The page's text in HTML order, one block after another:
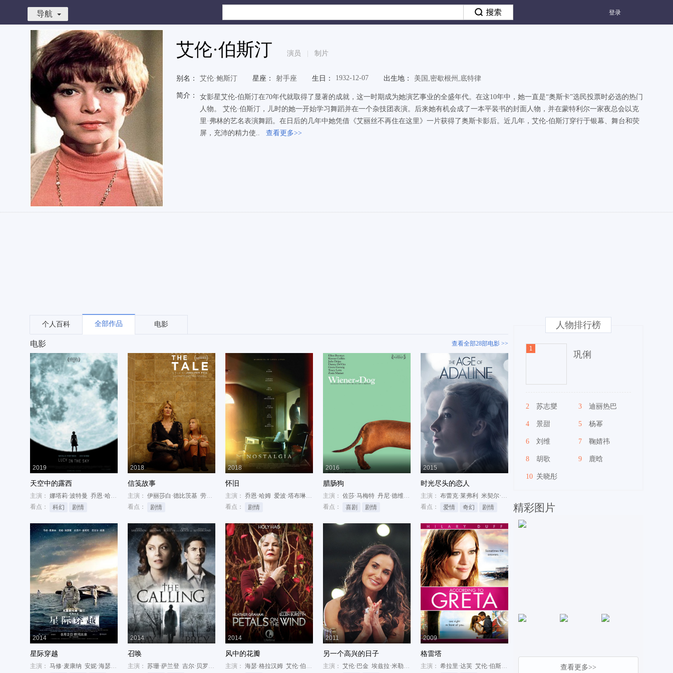
登录
导航
艾伦·伯斯汀 演员 制片
别名： 艾伦·鲍斯汀 星座： 射手座 生日： 1932-12-07 出生地： 美国,密歇根州,底特律
简介：
女影星艾伦-伯斯汀在70年代就取得了显著的成就，这一时期成为她演艺事业的全盛年代。在这10年中，她一直是“奥斯卡”选民投票时必选的热门
人物。 艾伦·伯斯汀，儿时的她一开始学习舞蹈并在一个杂技团表演。后来她有机会成了一本平装书的封面人物，并在蒙特利尔一家夜总会以克
里·弗林的艺名表演舞蹈。在日后的几年中她凭借《艾丽丝不再住在这里》一片获得了奥斯卡影后。近几年，艾伦-伯斯汀穿行于银幕、舞台和荧
屏，充沛的精力使..
查看更多>>
个人百科 全部作品 电影
电影 查看全部28部电影 >>
2019
天空中的露西
主演： 娜塔莉·波特曼 乔恩·哈姆
丹·史蒂文斯
看点：
科幻 剧情
2018
信笺故事
主演： 伊丽莎白·德比茨基 劳拉·邓恩
艾伦·伯斯汀
看点：
剧情
2018
怀旧
主演： 乔恩·哈姆 爱波·塔布琳 尼克·奥弗曼
看点：
剧情
2016
腊肠狗
主演： 佐莎·马梅特 丹尼·德维托
格蕾塔·葛韦格
看点：
喜剧 剧情
2015
时光尽头的恋人
主演： 布蕾克·莱弗利 米契尔·哈思曼
看点：
爱情 奇幻 剧情
2014
星际穿越
主演： 马修·麦康纳 安妮·海瑟薇 杰西卡·查斯坦
2014
召唤
主演： 苏珊·萨兰登 吉尔·贝罗斯 艾伦·伯斯汀
2014
风中的花瓣
主演： 海瑟·格拉汉姆 艾伦·伯斯汀 罗丝·麦克莱弗
2011
另一个高兴的日子
主演： 艾伦·巴金 埃兹拉·米勒 凯特·波茨沃斯
2009
格雷塔
主演： 希拉里·达芙 艾伦·伯斯汀
人物排行榜
巩俐
2 苏志燮 3 迪丽热巴
4 景甜 5 杨幂
6 刘维 7 鞠婧祎
8 胡歌 9 鹿晗
10 关晓彤
精彩图片
查看更多>>